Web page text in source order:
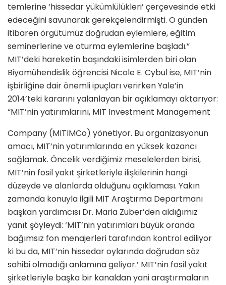
temlerine ‘hissedar yükümlülükleri’ çerçevesinde etki
edeceğini savunarak gerekçelendirmişti. O günden
itibaren örgütümüz doğrudan eylemlere, eğitim
seminerlerine ve oturma eylemlerine başladı.”
MIT’deki hareketin başındaki isimlerden biri olan
Biyomühendislik öğrencisi Nicole E. Cybul ise, MIT’nin
işbirliğine dair önemli ipuçları verirken Yale’in
2014’teki kararını yalanlayan bir açıklamayı aktarıyor:
“MIT’nin yatırım­larını, MIT Investment Management
Company (MITIMCo) yönetiyor. Bu organizasyonun
amacı, MIT’nin ya­tırımlarında en yüksek kazancı
sağla­mak. Öncelik verdiğimiz meselelerden birisi,
MIT’nin fosil yakıt şirketleriyle ilişkilerinin hangi
düzeyde ve alanlarda olduğunu açıklaması. Yakın
zamanda konuyla ilgili MIT Araştırma Depart­manı
başkan yardımcısı Dr. Maria Zuber’den aldığımız
yanıt şöyleydi: ‘MIT’nin yatırımları büyük oranda
bağımsız fon menajerleri tarafından kontrol ediliyor
ki bu da, MIT’nin his­sedar oylarında doğrudan söz
sahibi olmadığı anlamına geliyor.’ MIT’nin fosil yakıt
şirketleriyle başka bir kanal­dan yani araştırmaların